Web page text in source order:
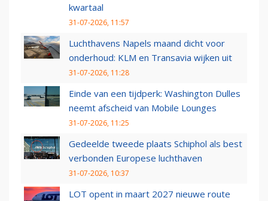
kwartaal
31-07-2026, 11:57
Luchthavens Napels maand dicht voor
onderhoud: KLM en Transavia wijken uit
31-07-2026, 11:28
Einde van een tijdperk: Washington Dulles
neemt afscheid van Mobile Lounges
31-07-2026, 11:25
Gedeelde tweede plaats Schiphol als best
verbonden Europese luchthaven
31-07-2026, 10:37
LOT opent in maart 2027 nieuwe route